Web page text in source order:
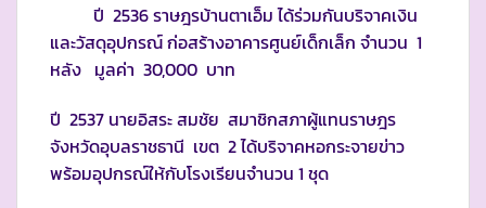
ปี 2536 ราษฎรบ้านตาเอ็ม ได้ร่วมกันบริจาคเงิน
และวัสดุอุปกรณ์ ก่อสร้างอาคารศูนย์เด็กเล็ก จำนวน 1
หลัง มูลค่า 30,000 บาท
ปี 2537 นายอิสระ สมชัย สมาชิกสภาผู้แทนราษฎร
จังหวัดอุบลราชธานี เขต 2 ได้บริจาคหอกระจายข่าว
พร้อมอุปกรณ์ให้กับโรงเรียนจำนวน 1 ชุด